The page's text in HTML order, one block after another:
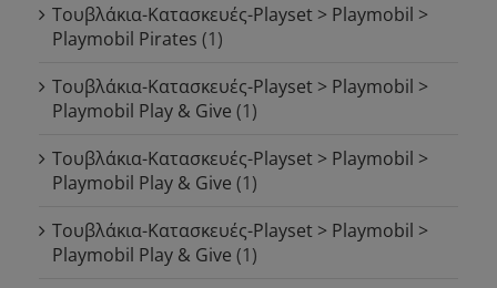
Τουβλάκια-Κατασκευές-Playset > Playmobil >
Playmobil Pirates (1)
Τουβλάκια-Κατασκευές-Playset > Playmobil >
Playmobil Play & Give (1)
Τουβλάκια-Κατασκευές-Playset > Playmobil >
Playmobil Play & Give (1)
Τουβλάκια-Κατασκευές-Playset > Playmobil >
Playmobil Play & Give (1)